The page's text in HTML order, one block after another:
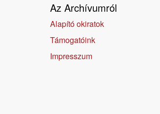
Az Archívumról
Alapító okiratok
Támogatóink
Impresszum